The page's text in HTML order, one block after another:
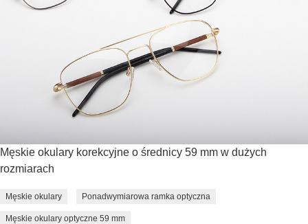
Męskie okulary korekcyjne o średnicy 59 mm w dużych
rozmiarach
Męskie okulary Ponadwymiarowa ramka optyczna
Męskie okulary optyczne 59 mm